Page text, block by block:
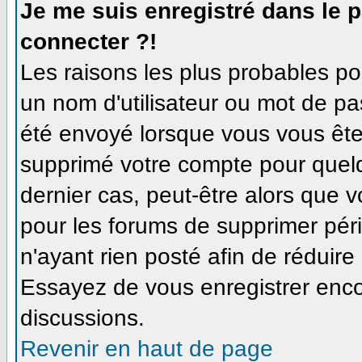
Je me suis enregistré dans le
connecter ?!
Les raisons les plus probables
un nom d'utilisateur ou mot de
été envoyé lorsque vous vous
supprimé votre compte pour
dernier cas, peut-être alors que
pour les forums de supprimer
n'ayant rien posté afin de
Essayez de vous enregistrer
discussions.
Revenir en haut de page